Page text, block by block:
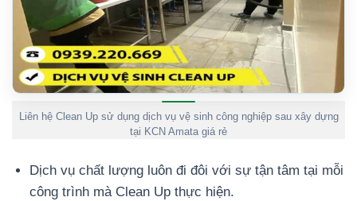
Liên hệ Clean Up sử dụng dịch vụ vệ sinh công nghiệp sau xây dựng
tại KCN Amata giá rẻ
Dịch vụ chất lượng luôn đi đôi với sự tận tâm tại mỗi
công trình mà Clean Up thực hiện.